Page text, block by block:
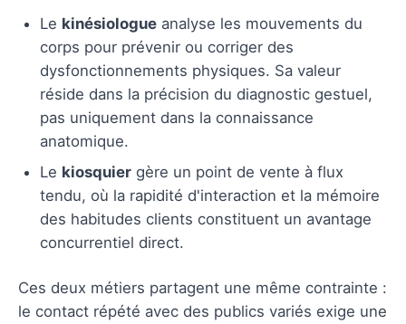
Le kinésiologue analyse les mouvements du
corps pour prévenir ou corriger des
dysfonctionnements physiques. Sa valeur
réside dans la précision du diagnostic gestuel,
pas uniquement dans la connaissance
anatomique.
Le kiosquier gère un point de vente à flux
tendu, où la rapidité d'interaction et la mémoire
des habitudes clients constituent un avantage
concurrentiel direct.
Ces deux métiers partagent une même contrainte :
le contact répété avec des publics variés exige une